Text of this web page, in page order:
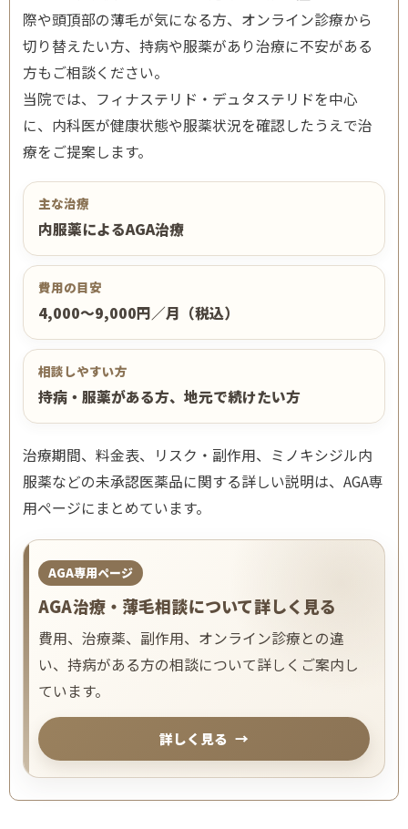
際や頭頂部の薄毛が気になる方、オンライン診療から
切り替えたい方、持病や服薬があり治療に不安がある
方もご相談ください。
当院では、フィナステリド・デュタステリドを中心
に、内科医が健康状態や服薬状況を確認したうえで治
療をご提案します。
主な治療
内服薬によるAGA治療
費用の目安
4,000〜9,000円／月（税込）
相談しやすい方
持病・服薬がある方、地元で続けたい方
治療期間、料金表、リスク・副作用、ミノキシジル内
服薬などの未承認医薬品に関する詳しい説明は、AGA専
用ページにまとめています。
AGA専用ページ
AGA治療・薄毛相談について詳しく見る
費用、治療薬、副作用、オンライン診療との違
い、持病がある方の相談について詳しくご案内し
ています。
詳しく見る